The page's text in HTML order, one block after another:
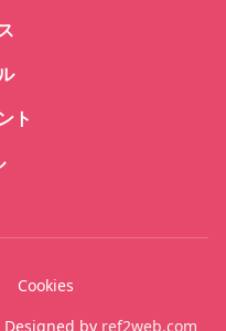
ト
by ref2web.com
Cookies